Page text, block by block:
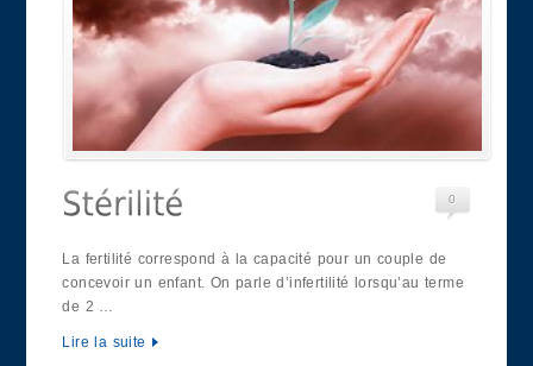
0
La fertilité correspond à la capacité pour un couple de
concevoir un enfant. On parle d’infertilité lorsqu’au terme
de 2 …
Lire la suite